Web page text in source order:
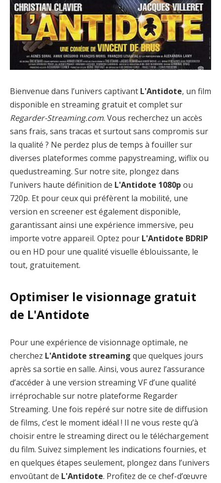
Bienvenue dans l’univers captivant L'Antidote, un film
disponible en streaming gratuit et complet sur
Regarder-Streaming.com. Vous recherchez un accès
sans frais, sans tracas et surtout sans compromis sur
la qualité ? Ne perdez plus de temps à fouiller sur
diverses plateformes comme papystreaming, wiflix ou
quedustreaming. Sur notre site, plongez dans
l’univers haute définition de L'Antidote 1080p ou
720p. Et pour ceux qui préfèrent la mobilité, une
version en screener est également disponible,
garantissant ainsi une expérience immersive, peu
importe votre appareil. Optez pour L'Antidote BDRIP
ou en HD pour une qualité visuelle éblouissante, le
tout, gratuitement.
Optimiser le visionnage gratuit
de L'Antidote
Pour une expérience de visionnage optimale, ne
cherchez L'Antidote streaming que quelques jours
après sa sortie en salle. Ainsi, vous aurez l’assurance
d’accéder à une version streaming VF d’une qualité
irréprochable sur notre plateforme Regarder
Streaming. Une fois repéré sur notre site de diffusion
de films, c’est le moment idéal ! Il ne vous reste qu’à
choisir entre le streaming direct ou le téléchargement
du film. Suivez simplement les indications fournies, et
en quelques étapes seulement, plongez dans l’univers
envoûtant de L'Antidote. Profitez de ce chef-d’œuvre